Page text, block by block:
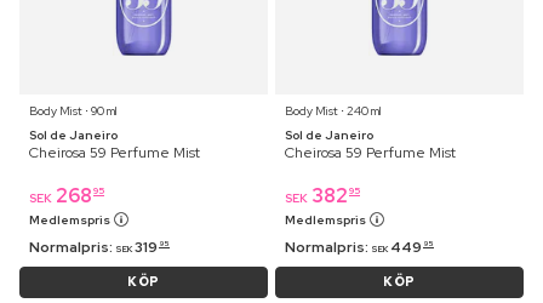
Body Mist ⋅ 90 ml
Sol de Janeiro
Cheirosa 59 Perfume Mist
SEK 268 95
Medlemspris
Normalpris: SEK 319 95
KÖP
Body Mist ⋅ 240 ml
Sol de Janeiro
Cheirosa 59 Perfume Mist
SEK 382 95
Medlemspris
Normalpris: SEK 449 95
KÖP